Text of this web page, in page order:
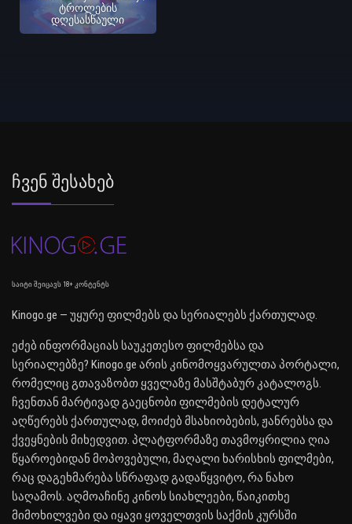
ტროლების
დღესასწაული
Ჩვენ Შესახებ
საიტი შეიცავს 18+ კონტენტს
Kinogo.ge — უყურე ფილმებს და სერიალებს ქართულად.
ეძებ ინფორმაციას საუკეთესო ფილმებსა და
სერიალებზე? Kinogo.ge არის კინომოყვარულთა პორტალი,
რომელიც გთავაზობთ ყველაზე მასშტაბურ კატალოგს.
ჩვენთან მარტივად გაეცნობი ფილმების დეტალურ
აღწერებს ქართულად, მოიძებ მსახიობების, ჟანრებსა და
ქვეყნების მიხედვით. პლატფორმაზე თავმოყრილია ღია
წყაროებიდან მოპოვებული, მაღალი ხარისხის ფილმები,
რაც დაგეხმარება სწრაფად გადაწყვიტო, რა ნახო
საღამოს. აღმოაჩინე კინოს სიახლეები, წაიკითხე
მიმოხილვები და იყავი ყოველთვის საქმის კურსში